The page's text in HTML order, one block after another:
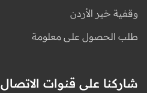
وقفية خير الأردن
طلب الحصول على معلومة
شاركنا على قنوات الاتصال